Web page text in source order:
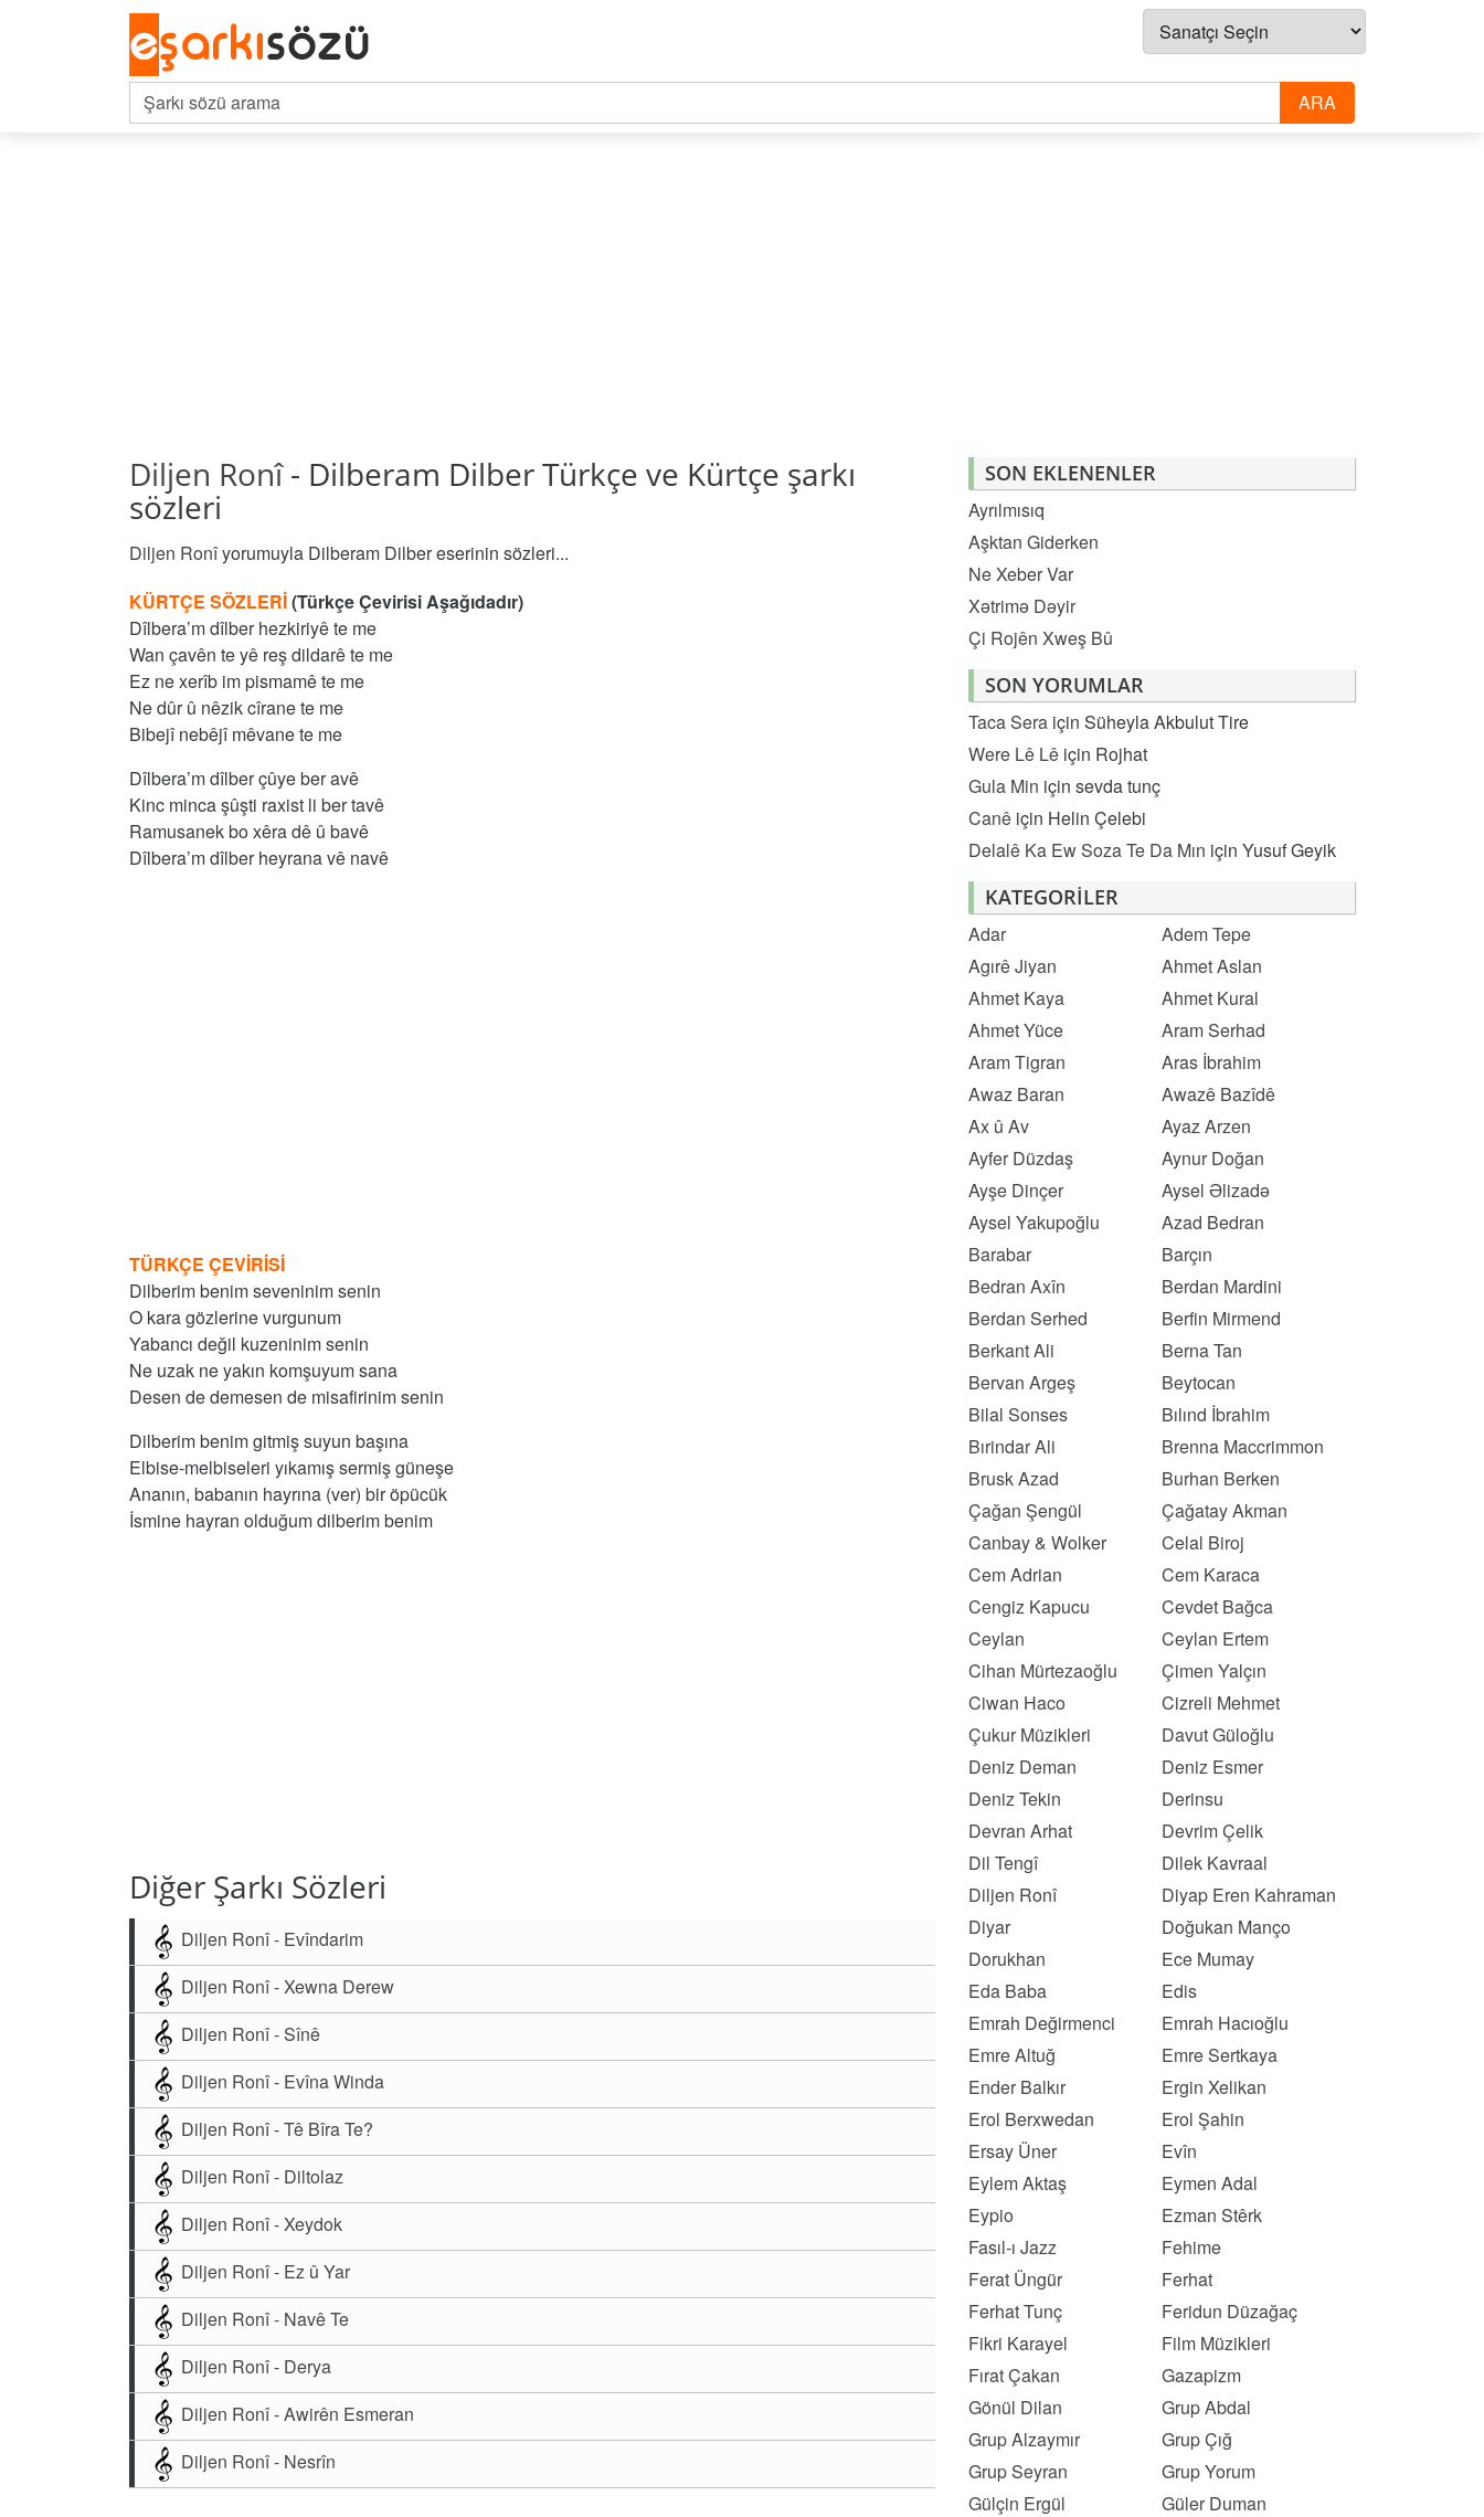
Diljen Ronî- Dilberam Dilber Türkçe ve Kürtçe şarkı
sözleri
Diljen Ronîyorumuyla Dilberam Dilber eserinin sözleri...
KÜRTÇE SÖZLERİ(Türkçe Çevirisi Aşağıdadır)
Dîlbera’m dîlber hezkiriyê te me
Wan çavên te yê reş dildarê te me
Ez ne xerîb im pismamê te me
Ne dûr û nêzik cîrane te me
Bibejî nebêjî mêvane te me
Dîlbera’m dîlber çûye ber avê
Kinc minca şûşti raxist li ber tavê
Ramusanek bo xêra dê û bavê
Dîlbera’m dîlber heyrana vê navê
TÜRKÇE ÇEVİRİSİ
Dilberim benim seveninim senin
O kara gözlerine vurgunum
Yabancı değil kuzeninim senin
Ne uzak ne yakın komşuyum sana
Desen de demesen de misafirinim senin
Dilberim benim gitmiş suyun başına
Elbise-melbiseleri yıkamış sermiş güneşe
Ananın, babanın hayrına (ver) bir öpücük
İsmine hayran olduğum dilberim benim
Diğer Şarkı Sözleri
Diljen Ronî - Evîndarim
Diljen Ronî - Xewna Derew
Diljen Ronî - Sînê
Diljen Ronî - Evîna Winda
Diljen Ronî - Tê Bîra Te?
Diljen Ronî - Diltolaz
Diljen Ronî - Xeydok
Diljen Ronî - Ez û Yar
Diljen Ronî - Navê Te
Diljen Ronî - Derya
Diljen Ronî - Awirên Esmeran
Diljen Ronî - Nesrîn
SON EKLENENLER
Ayrılmısıq
Aşktan Giderken
Ne Xeber Var
Xətrimə Dəyir
Çi Rojên Xweş Bû
SON YORUMLAR
Taca Sera için Süheyla Akbulut Tire
Were Lê Lê için Rojhat
Gula Min için sevda tunç
Canê için Helin Çelebi
Delalê Ka Ew Soza Te Da Mın için Yusuf Geyik
KATEGORILER
Adar
Adem Tepe
Agırê Jiyan
Ahmet Aslan
Ahmet Kaya
Ahmet Kural
Ahmet Yüce
Aram Serhad
Aram Tigran
Aras İbrahim
Awaz Baran
Awazê Bazîdê
Ax û Av
Ayaz Arzen
Ayfer Düzdaş
Aynur Doğan
Ayşe Dinçer
Aysel Əlizadə
Aysel Yakupoğlu
Azad Bedran
Barabar
Barçın
Bedran Axîn
Berdan Mardini
Berdan Serhed
Berfin Mirmend
Berkant Ali
Berna Tan
Bervan Argeş
Beytocan
Bilal Sonses
Bılınd İbrahim
Bırindar Ali
Brenna Maccrimmon
Brusk Azad
Burhan Berken
Çağan Şengül
Çağatay Akman
Canbay & Wolker
Celal Biroj
Cem Adrian
Cem Karaca
Cengiz Kapucu
Cevdet Bağca
Ceylan
Ceylan Ertem
Cihan Mürtezaoğlu
Çimen Yalçın
Ciwan Haco
Cizreli Mehmet
Çukur Müzikleri
Davut Güloğlu
Deniz Deman
Deniz Esmer
Deniz Tekin
Derinsu
Devran Arhat
Devrim Çelik
Dil Tengî
Dilek Kavraal
Diljen Ronî
Diyap Eren Kahraman
Diyar
Doğukan Manço
Dorukhan
Ece Mumay
Eda Baba
Edis
Emrah Değirmenci
Emrah Hacıoğlu
Emre Altuğ
Emre Sertkaya
Ender Balkır
Ergin Xelikan
Erol Berxwedan
Erol Şahin
Ersay Üner
Evîn
Eylem Aktaş
Eymen Adal
Eypio
Ezman Stêrk
Fasıl-ı Jazz
Fehime
Ferat Üngür
Ferhat
Ferhat Tunç
Feridun Düzağaç
Fikri Karayel
Film Müzikleri
Fırat Çakan
Gazapizm
Gönül Dilan
Grup Abdal
Grup Alzaymır
Grup Çığ
Grup Seyran
Grup Yorum
Gülçin Ergül
Güler Duman